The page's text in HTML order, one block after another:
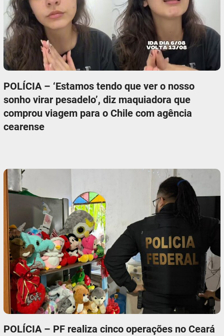
POLÍCIA – ‘Estamos tendo que ver o nosso
sonho virar pesadelo’, diz maquiadora que
comprou viagem para o Chile com agência
cearense
POLÍCIA – PF realiza cinco operações no Ceará